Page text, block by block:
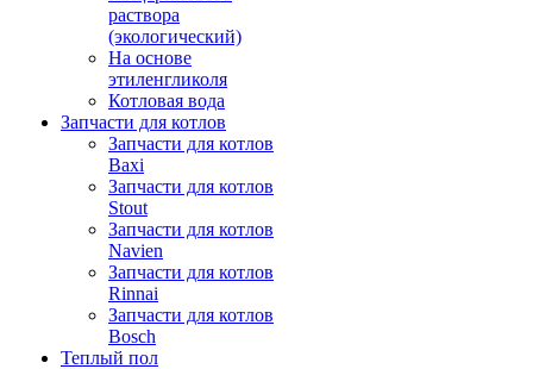
раствора
(экологический)
На основе
этиленгликоля
Котловая вода
Запчасти для котлов
Запчасти для котлов
Baxi
Запчасти для котлов
Stout
Запчасти для котлов
Navien
Запчасти для котлов
Rinnai
Запчасти для котлов
Bosch
Теплый пол